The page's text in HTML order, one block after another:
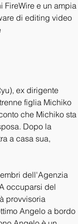
FireWire e un ampia
di editing video
ex dirigente
figlia Michiko
che Michiko sta
Dopo la
a casa sua,
dell'Agenzia
occuparsi del
provvisoria
Angelo a bordo